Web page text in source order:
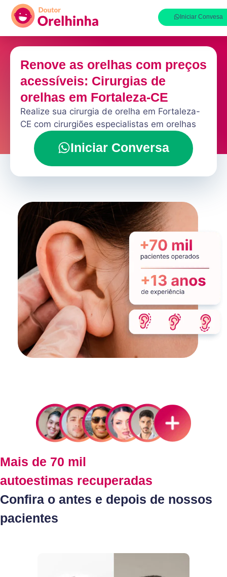
Iniciar Convesa
Renove as orelhas com preços
acessíveis: Cirurgias de
orelhas em Fortaleza-CE
Realize sua cirurgia de orelha em Fortaleza-
CE com cirurgiões especialistas em orelhas
Iniciar Conversa
Mais de 70 mil
autoestimas recuperadas
Confira o antes e depois de nossos
pacientes